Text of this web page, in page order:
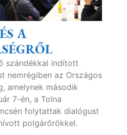
A
szándékkal indított
nemrégiben az Országos
amelynek második
7-én, a Tolna
folytattak dialógust
polgárőrökkel.